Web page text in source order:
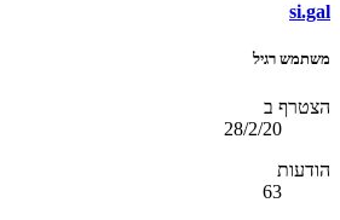
si.gal
משתמש רגיל
הצטרף ב
28/2/20
הודעות
63